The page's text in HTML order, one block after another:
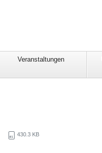
Veranstaltungen
430.3 KB